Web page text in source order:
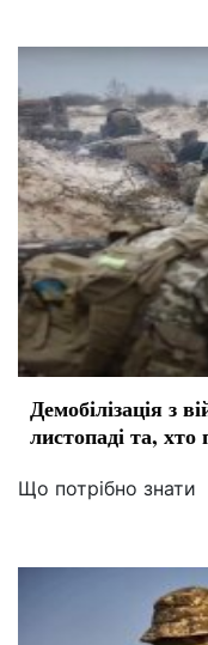
Демобілізація з
листопаді та,
Що потрібно знати